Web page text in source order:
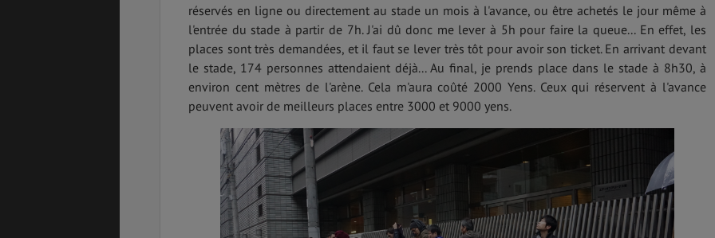
réservés en ligne ou directement au stade un mois à l'avance, ou être achetés le jour même à
l'entrée du stade à partir de 7h. J'ai dû donc me lever à 5h pour faire la queue... En effet, les
places sont très demandées, et il faut se lever très tôt pour avoir son ticket. En arrivant devant
le stade, 174 personnes attendaient déjà... Au final, je prends place dans le stade à 8h30, à
environ cent mètres de l'arène. Cela m'aura coûté 2000 Yens. Ceux qui réservent à l'avance
peuvent avoir de meilleurs places entre 3000 et 9000 yens.